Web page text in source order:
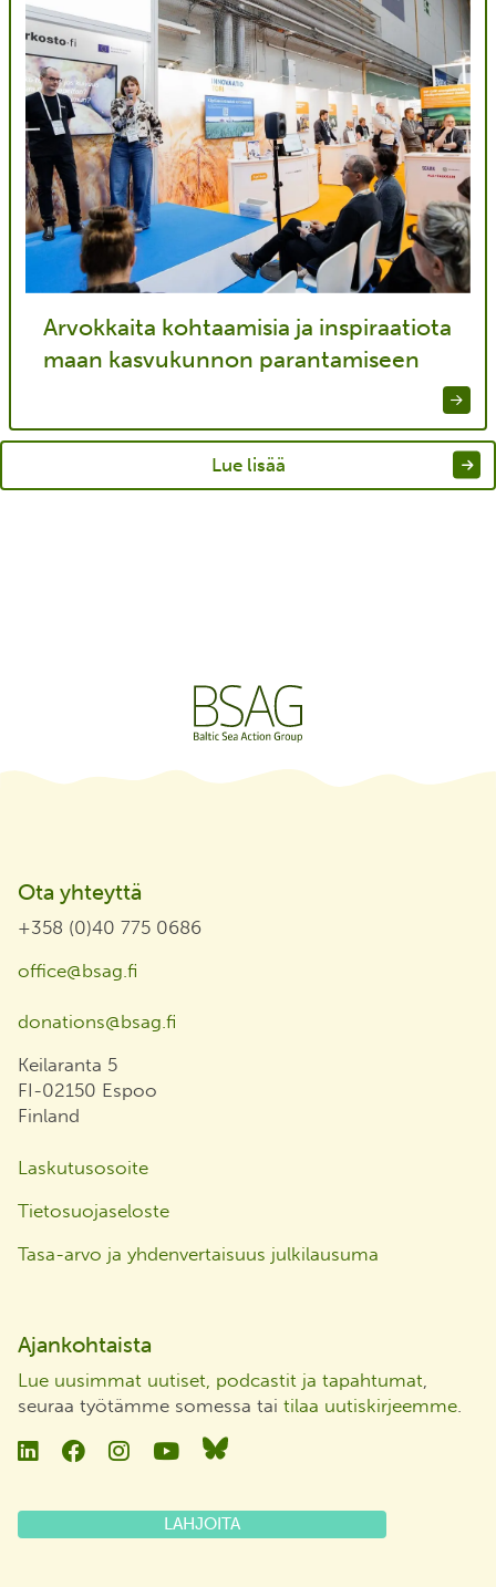
Arvokkaita kohtaamisia ja inspiraatiota
maan kasvukunnon parantamiseen
Lue lisää
Ota yhteyttä
+358 (0)40 775 0686
office@bsag.fi
donations@bsag.fi
Keilaranta 5
FI-02150 Espoo
Finland
Laskutusosoite
Tietosuojaseloste
Tasa-arvo ja yhdenvertaisuus julkilausuma
Ajankohtaista
Lue uusimmat uutiset, podcastit ja tapahtumat,
seuraa työtämme somessa tai tilaa uutiskirjeemme.
LinkedinFacebookInstagramYouTubeBluesky
LAHJOITA